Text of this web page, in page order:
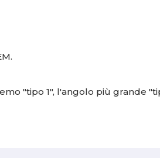
"tipo 1", l'angolo più grande